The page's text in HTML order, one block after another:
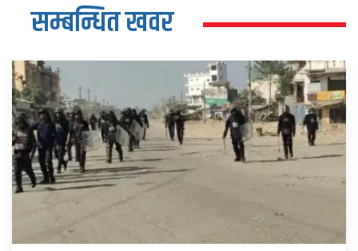
सम्बन्धित खवर